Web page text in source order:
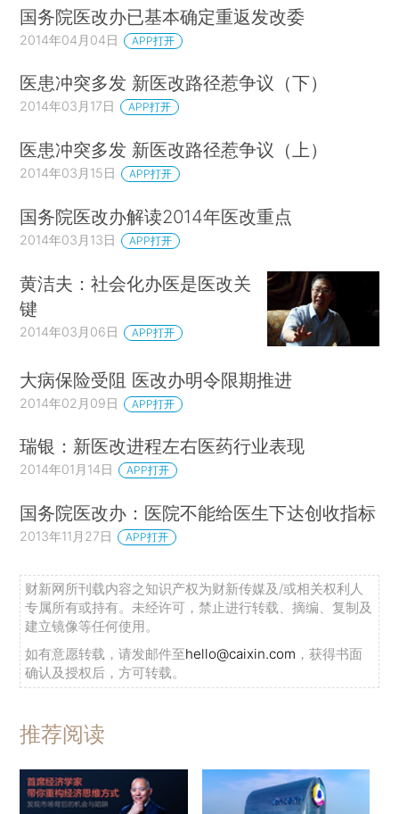
国务院医改办已基本确定重返发改委
2014年04月04日 APP打开
医患冲突多发 新医改路径惹争议（下）
2014年03月17日 APP打开
医患冲突多发 新医改路径惹争议（上）
2014年03月15日 APP打开
国务院医改办解读2014年医改重点
2014年03月13日 APP打开
黄洁夫：社会化办医是医改关
键
2014年03月06日 APP打开
大病保险受阻 医改办明令限期推进
2014年02月09日 APP打开
瑞银：新医改进程左右医药行业表现
2014年01月14日 APP打开
国务院医改办：医院不能给医生下达创收指标
2013年11月27日 APP打开
财新网所刊载内容之知识产权为财新传媒及/或相关权利人
专属所有或持有。未经许可，禁止进行转载、摘编、复制及
建立镜像等任何使用。
如有意愿转载，请发邮件至hello@caixin.com ，获得书面
确认及授权后，方可转载。
推荐阅读